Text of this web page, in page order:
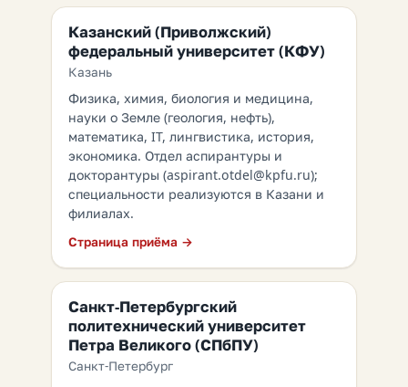
Казанский (Приволжский)
федеральный университет (КФУ)
Казань
Физика, химия, биология и медицина,
науки о Земле (геология, нефть),
математика, IT, лингвистика, история,
экономика. Отдел аспирантуры и
докторантуры (aspirant.otdel@kpfu.ru);
специальности реализуются в Казани и
филиалах.
Страница приёма →
Санкт-Петербургский
политехнический университет
Петра Великого (СПбПУ)
Санкт-Петербург